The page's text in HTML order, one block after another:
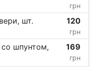
грн
шт. 120
грн
шпунтом,
169
грн